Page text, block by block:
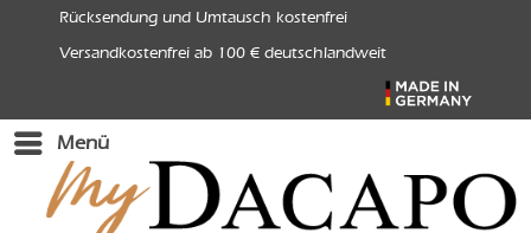
Rücksendung und Umtausch kostenfrei
Versandkostenfrei ab 100 € deutschlandweit
Menü